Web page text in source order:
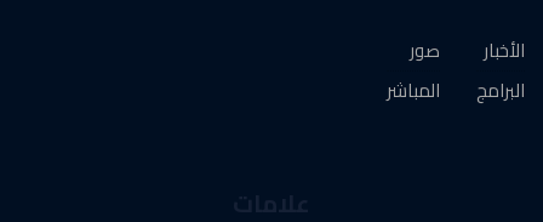
الأخبار
البرامج
صور
المباشر